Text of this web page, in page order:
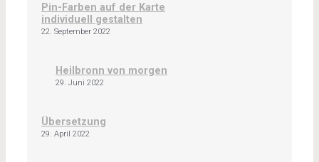
Pin-Farben auf der Karte
individuell gestalten
22. September 2022
Heilbronn von morgen
29. Juni 2022
Übersetzung
29. April 2022